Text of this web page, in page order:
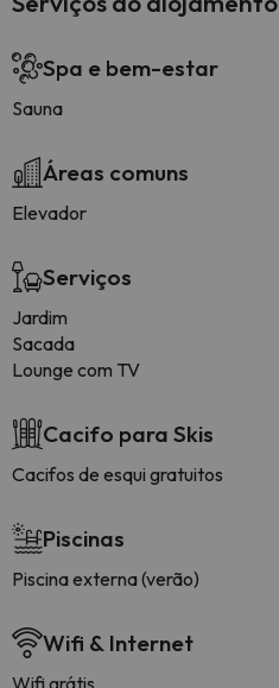
Spa e bem-estar
Sauna
Áreas comuns
Elevador
Serviços
Jardim
Sacada
Lounge com TV
Cacifo para Skis
Cacifos de esqui gratuitos
Piscinas
Piscina externa (verão)
Wifi & Internet
Wifi grátis